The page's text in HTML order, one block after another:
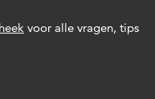
voor alle vragen, tips